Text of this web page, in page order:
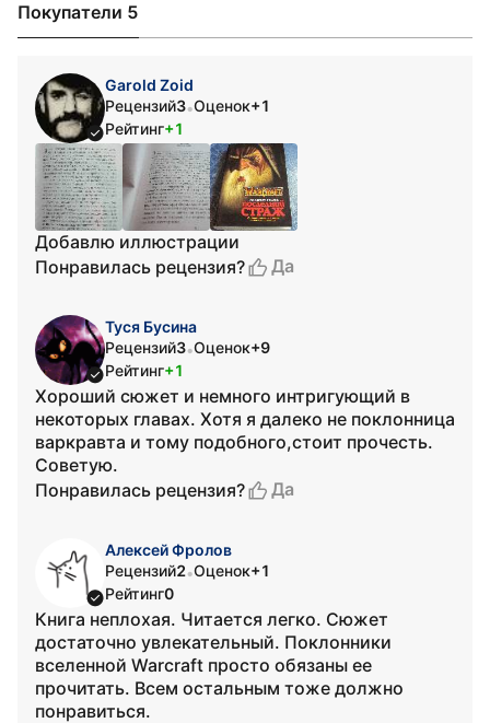
Покупатели 5
Garold Zoid
Рецензий3•Оценок+1
Рейтинг+1
Добавлю иллюстрации
Понравилась рецензия?
Да
Туся Бусина
Рецензий3•Оценок+9
Рейтинг+1
Хороший сюжет и немного интригующий в
некоторых главах. Хотя я далеко не поклонница
варкравта и тому подобного,стоит прочесть.
Советую.
Понравилась рецензия?
Да
Алексей Фролов
Рецензий2•Оценок+1
Рейтинг0
Книга неплохая. Читается легко. Сюжет
достаточно увлекательный. Поклонники
вселенной Warcraft просто обязаны ее
прочитать. Всем остальным тоже должно
понравиться.